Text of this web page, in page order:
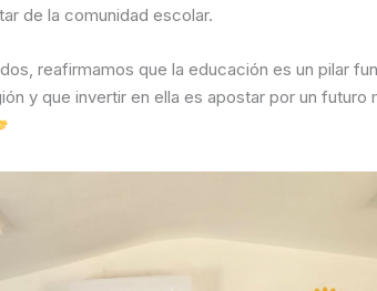
de la comunidad escolar.
reafirmamos que la educación es un pilar
y que invertir en ella es apostar por un futuro